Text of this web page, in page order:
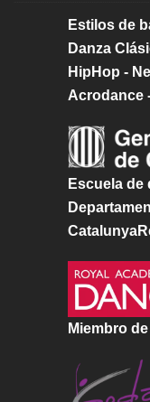
Estilos de
Danza
HipHop -
Acrodance
Escuela de
Miembro